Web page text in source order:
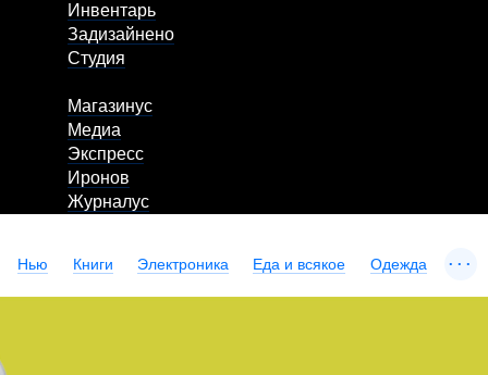
Инвентарь
Задизайнено
Студия
Магазинус
Медиа
Экспресс
Иронов
Журналус
Нью Книги Электроника Еда и всякое Одежда ...